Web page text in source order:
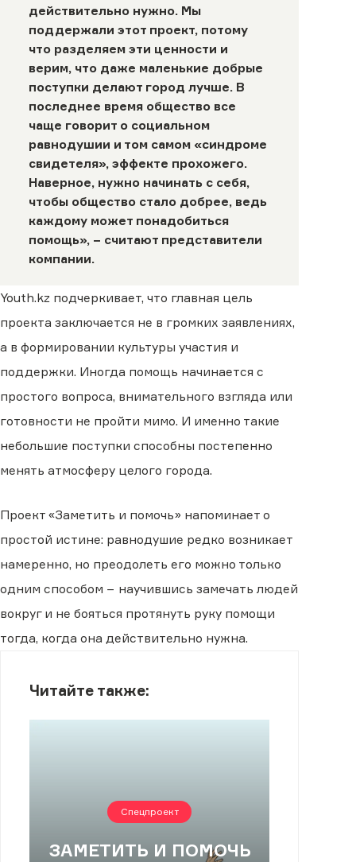
действительно нужно. Мы
поддержали этот проект, потому
что разделяем эти ценности и
верим, что даже маленькие добрые
поступки делают город лучше. В
последнее время общество все
чаще говорит о социальном
равнодушии и том самом «синдроме
свидетеля», эффекте прохожего.
Наверное, нужно начинать с себя,
чтобы общество стало добрее, ведь
каждому может понадобиться
помощь», − считают представители
компании.
Youth.kz подчеркивает, что главная цель
проекта заключается не в громких заявлениях,
а в формировании культуры участия и
поддержки. Иногда помощь начинается с
простого вопроса, внимательного взгляда или
готовности не пройти мимо. И именно такие
небольшие поступки способны постепенно
менять атмосферу целого города.
Проект «Заметить и помочь» напоминает о
простой истине: равнодушие редко возникает
намеренно, но преодолеть его можно только
одним способом − научившись замечать людей
вокруг и не бояться протянуть руку помощи
тогда, когда она действительно нужна.
Читайте также:
Спецпроект
ЗАМЕТИТЬ И ПОМОЧЬ